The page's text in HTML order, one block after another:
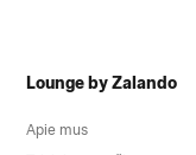
Lounge by Zalando
Apie mus